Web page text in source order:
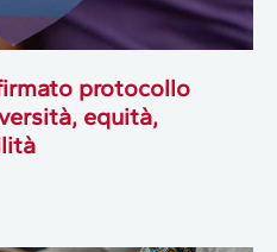
protocollo
equità,